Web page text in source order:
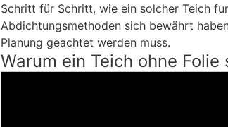
Schritt für Schritt, wie ein solcher Teich
Abdichtungsmethoden sich bewährt
Planung geachtet werden muss.
Warum ein Teich ohne Folie